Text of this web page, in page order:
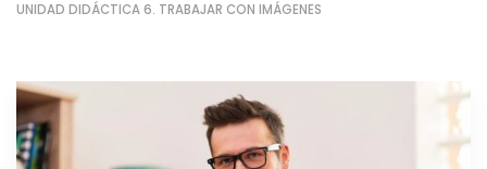
UNIDAD DIDÁCTICA 6. TRABAJAR CON IMÁGENES